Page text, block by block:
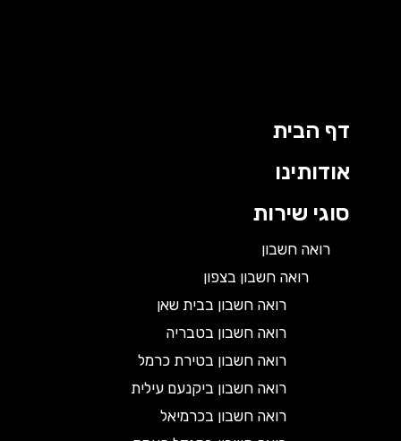
דף הבית
אודותינו
סוגי שירות
רואה חשבון
רואה חשבון בצפון
רואה חשבון בבית שאן
רואה חשבון בטבריה
רואה חשבון בטירת כרמל
רואה חשבון ביקנעם עילית
רואה חשבון בכרמיאל